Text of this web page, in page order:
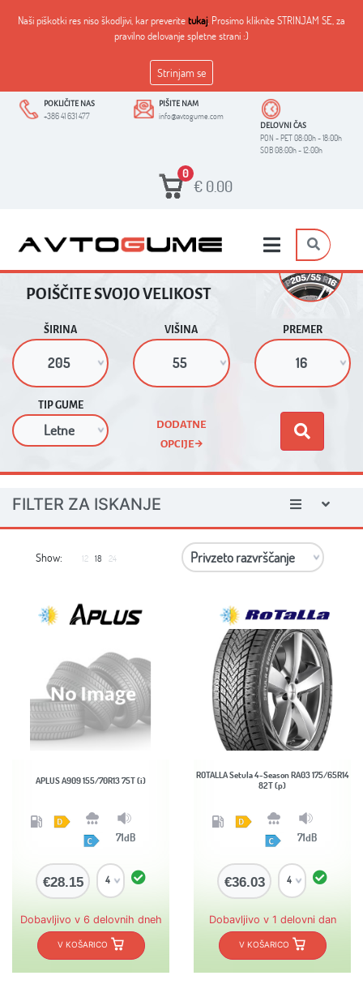
Naši piškotki res niso škodljivi, kar preveritetukaj. Prosimo kliknite STRINJAM SE, za
pravilno delovanje spletne strani :)
Strinjam se
POKLIČITE NAS
+386 41 631 477
PIŠITE NAM
info@avtogume.com
DELOVNI ČAS
PON - PET 08:00h - 18:00h
SOB 08:00h - 12:00h
0
€ 0.00
POIŠČITE SVOJO VELIKOST
ŠIRINA VIŠINA PREMER
TIP GUME
DODATNE
OPCIJE
Show: 12 18 24
APLUS A909 155/70R13 75T (i)
71dB
€28.15
Dobavljivo v 6 delovnih dneh
V KOŠARICO
ROTALLA Setula 4-Season RA03 175/65R14
82T (p)
71dB
€36.03
Dobavljivo v 1 delovni dan
V KOŠARICO
FILTER ZA ISKANJE